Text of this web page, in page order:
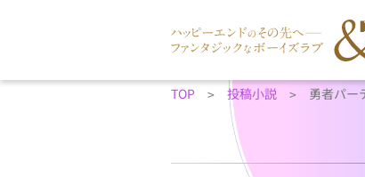
TOP 投稿小説 勇者パー